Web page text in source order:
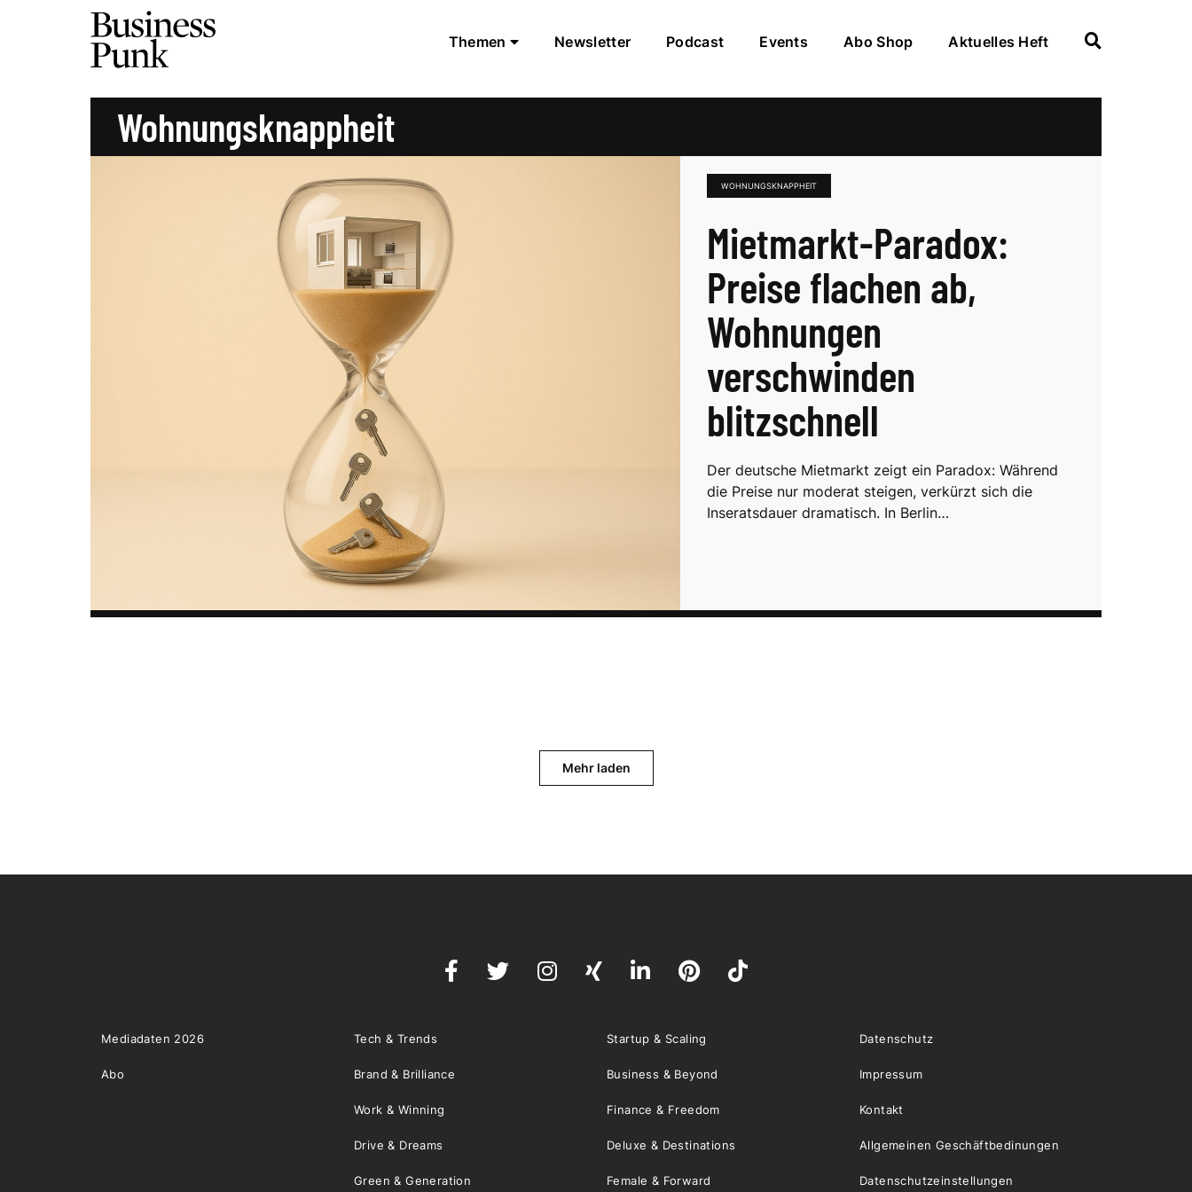
Themen Newsletter Podcast Events Abo Shop Aktuelles Heft
Wohnungsknappheit
WOHNUNGSKNAPPHEIT
Mietmarkt-Paradox:
Preise flachen ab,
Wohnungen
verschwinden
blitzschnell
Der deutsche Mietmarkt zeigt ein Paradox: Während
die Preise nur moderat steigen, verkürzt sich die
Inseratsdauer dramatisch. In Berlin…
Mehr laden
Mediadaten 2026
Abo
Tech & Trends Startup & Scaling
Brand & Brilliance Business & Beyond
Work & Winning Finance & Freedom
Drive & Dreams Deluxe & Destinations
Green & Generation Female & Forward
Datenschutz
Impressum
Kontakt
Allgemeinen Geschäftbedinungen
Datenschutzeinstellungen